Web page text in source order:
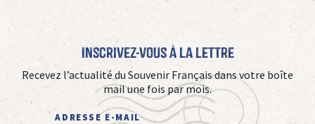
Inscrivez-vous à La Lettre
Recevez l’actualité du Souvenir Français dans votre boîte
mail une fois par mois.
ADRESSE E-MAIL